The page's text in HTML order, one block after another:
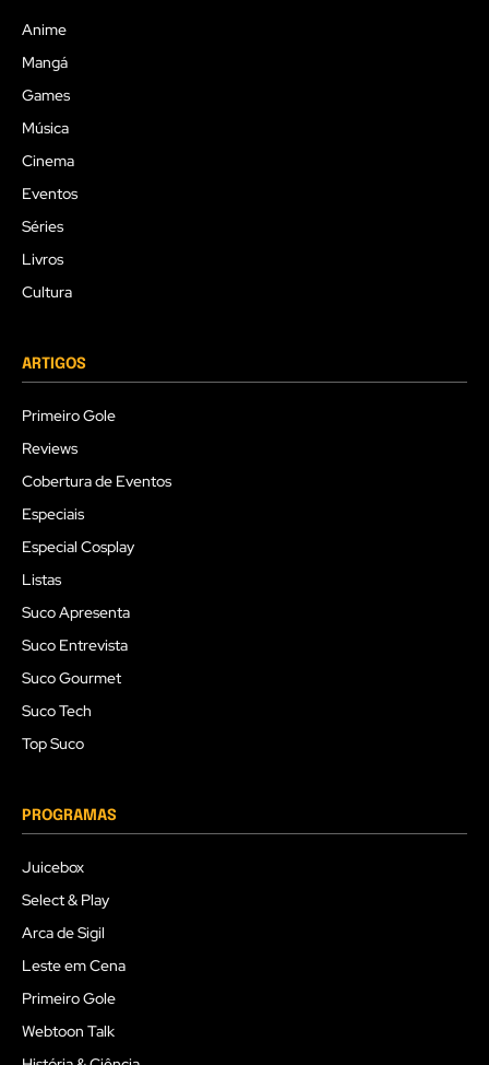
Anime
Mangá
Games
Música
Cinema
Eventos
Séries
Livros
Cultura
ARTIGOS
Primeiro Gole
Reviews
Cobertura de Eventos
Especiais
Especial Cosplay
Listas
Suco Apresenta
Suco Entrevista
Suco Gourmet
Suco Tech
Top Suco
PROGRAMAS
Juicebox
Select & Play
Arca de Sigil
Leste em Cena
Primeiro Gole
Webtoon Talk